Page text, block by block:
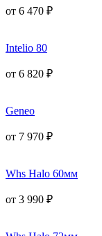
от 6 470 ₽
Intelio 80
от 6 820 ₽
Geneo
от 7 970 ₽
Whs Halo 60мм
от 3 990 ₽